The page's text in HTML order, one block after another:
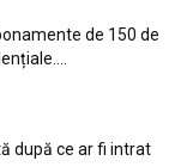
de 150 de
după ce ar fi intrat